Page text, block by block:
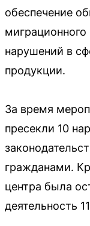
обеспечение
миграционного
нарушений в
продукции.
За время
пресекли 10
гражданами.
центра была
деятельность